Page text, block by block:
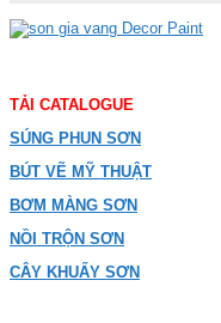
TẢI CATALOGUE
SÚNG PHUN SƠN
BÚT VẼ MỸ THUẬT
BƠM MÀNG SƠN
NỒI TRỘN SƠN
CÂY KHUẤY SƠN